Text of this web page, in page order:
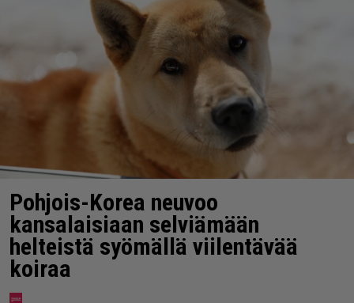
Pohjois-Korea neuvoo
kansalaisiaan selviämään
helteistä syömällä viilentävää
koiraa